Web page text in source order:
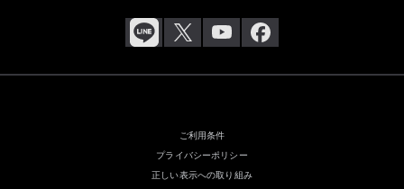
ご利用条件
プライバシーポリシー
正しい表示への取り組み